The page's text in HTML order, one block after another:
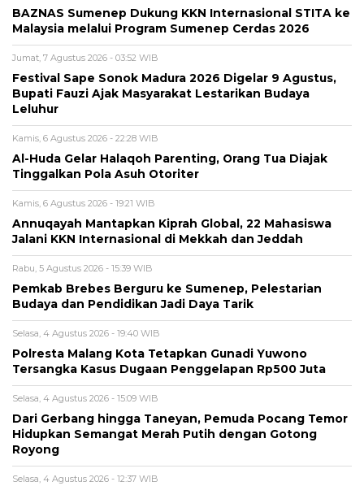
BAZNAS Sumenep Dukung KKN Internasional STITA ke
Malaysia melalui Program Sumenep Cerdas 2026
Jumat, 7 Agustus 2026 - 03:52 WIB
Festival Sape Sonok Madura 2026 Digelar 9 Agustus,
Bupati Fauzi Ajak Masyarakat Lestarikan Budaya
Leluhur
Kamis, 6 Agustus 2026 - 22:28 WIB
Al-Huda Gelar Halaqoh Parenting, Orang Tua Diajak
Tinggalkan Pola Asuh Otoriter
Kamis, 6 Agustus 2026 - 19:21 WIB
Annuqayah Mantapkan Kiprah Global, 22 Mahasiswa
Jalani KKN Internasional di Mekkah dan Jeddah
Rabu, 5 Agustus 2026 - 15:39 WIB
Pemkab Brebes Berguru ke Sumenep, Pelestarian
Budaya dan Pendidikan Jadi Daya Tarik
Selasa, 4 Agustus 2026 - 19:40 WIB
Polresta Malang Kota Tetapkan Gunadi Yuwono
Tersangka Kasus Dugaan Penggelapan Rp500 Juta
Selasa, 4 Agustus 2026 - 15:09 WIB
Dari Gerbang hingga Taneyan, Pemuda Pocang Temor
Hidupkan Semangat Merah Putih dengan Gotong
Royong
Selasa, 4 Agustus 2026 - 12:37 WIB